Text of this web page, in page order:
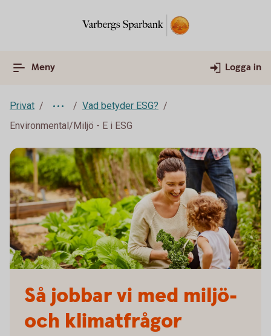
Meny Logga in
Privat
Vad betyder ESG?
Environmental/Miljö - E i ESG
Så jobbar vi med miljö-
och klimatfrågor